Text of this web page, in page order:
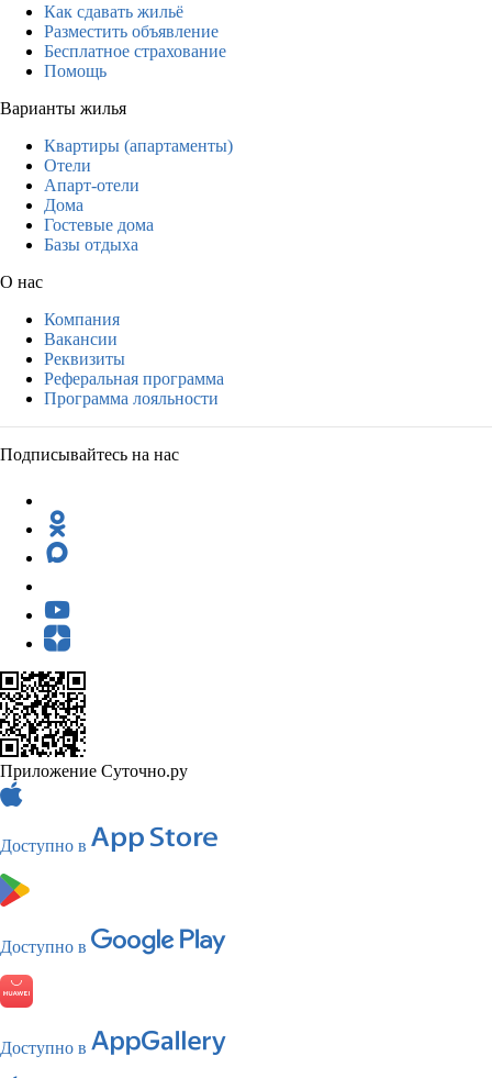
Как сдавать жильё
Разместить объявление
Бесплатное страхование
Помощь
Варианты жилья
Квартиры (апартаменты)
Отели
Апарт-отели
Дома
Гостевые дома
Базы отдыха
О нас
Компания
Вакансии
Реквизиты
Реферальная программа
Программа лояльности
Подписывайтесь на нас
Приложение Суточно.ру
Доступно в
Доступно в
Доступно в